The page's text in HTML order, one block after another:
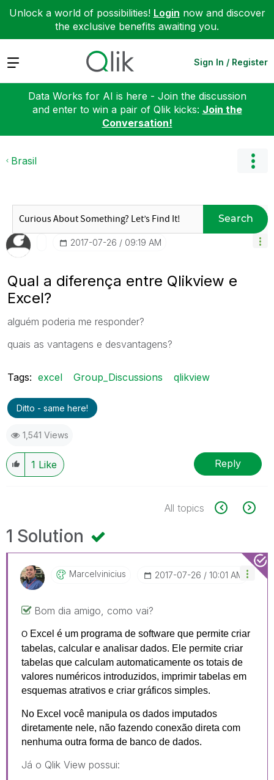
Unlock a world of possibilities! Login now and discover
the exclusive benefits awaiting you.
Expand Sign In / Register
Data Works for AI is here - Join the discussion
and enter to win a pair of Qlik kicks: Join the
Conversation!
Brasil
Search
‎2017-07-26 09:19 AM
Qual a diferença entre Qlikview e
Excel?
alguém poderia me responder?
quais as vantagens e desvantagens?
Tags: excel Group_Discussions qlikview
Ditto - same here!
1,541 Views
1 Like Reply
All topics
1 Solution
Marcelvinicius ‎2017-07-26 10:01 AM
Bom dia amigo, como vai?
O Excel é um programa de software que permite criar
tabelas, calcular e analisar dados. Ele permite criar
tabelas que calculam automaticamente os totais de
valores numéricos introduzidos, imprimir tabelas em
esquemas atrativos e criar gráficos simples.
No Excel você manipula os dados imputados
diretamente nele, não fazendo conexão direta com
nenhuma outra forma de banco de dados.
Já o Qlik View possui: